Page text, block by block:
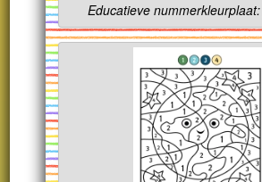
Educatieve